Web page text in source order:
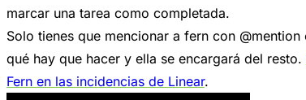
marcar una tarea como completada.
Solo tienes que mencionar a fern con
qué hay que hacer y ella se encargará del resto.
Fern en las incidencias de Linear.